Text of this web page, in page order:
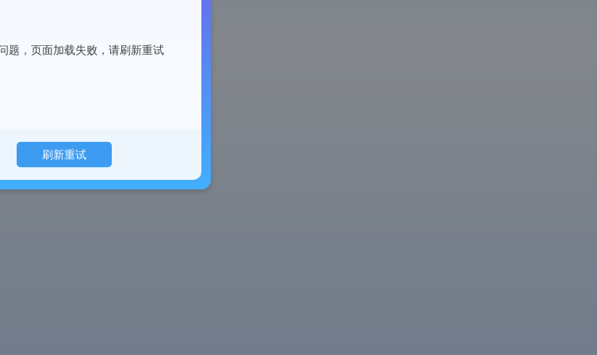
题，页面加载失败，请刷新重试
刷新重试